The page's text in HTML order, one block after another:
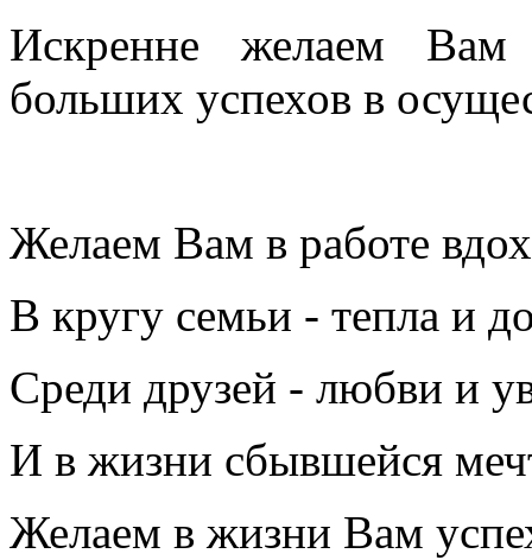
Искренне желаем Вам
больших успехов в
Желаем Вам в работе
В кругу семьи - тепла и
Среди друзей - любви и
И в жизни сбывшейся
Желаем в жизни Вам